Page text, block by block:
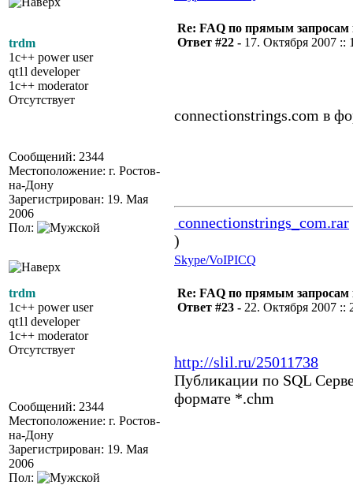
trdm
1c++ power user
qt1l developer
1c++ moderator
Отсутствует
Сообщений: 2344
Местоположение: г. Ростов-
на-Дону
Зарегистрирован: 19. Мая
2006
Пол:
Re: FAQ по прямым
Ответ #22 - 17. Октября 2007 ::
connectionstrings.com в
connectionstrings_com.rar
)
Skype/VoIPICQ
trdm
1c++ power user
qt1l developer
1c++ moderator
Отсутствует
Сообщений: 2344
Местоположение: г. Ростов-
на-Дону
Зарегистрирован: 19. Мая
2006
Пол:
Re: FAQ по прямым
Ответ #23 - 22. Октября 2007 ::
http://slil.ru/25011738
Публикации по SQL
формате *.chm